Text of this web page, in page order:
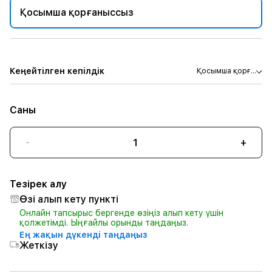
Қосымша қорғаныссыз
Кеңейтілген кепілдік Қосымша қорғ...
Саны
- +
Тезірек алу
Өзі алып кету пункті
Онлайн тапсырыс бергенде өзіңіз алып кету үшін
қолжетімді. Ыңғайлы орынды таңдаңыз.
Ең жақын дүкенді таңдаңыз
Жеткізу